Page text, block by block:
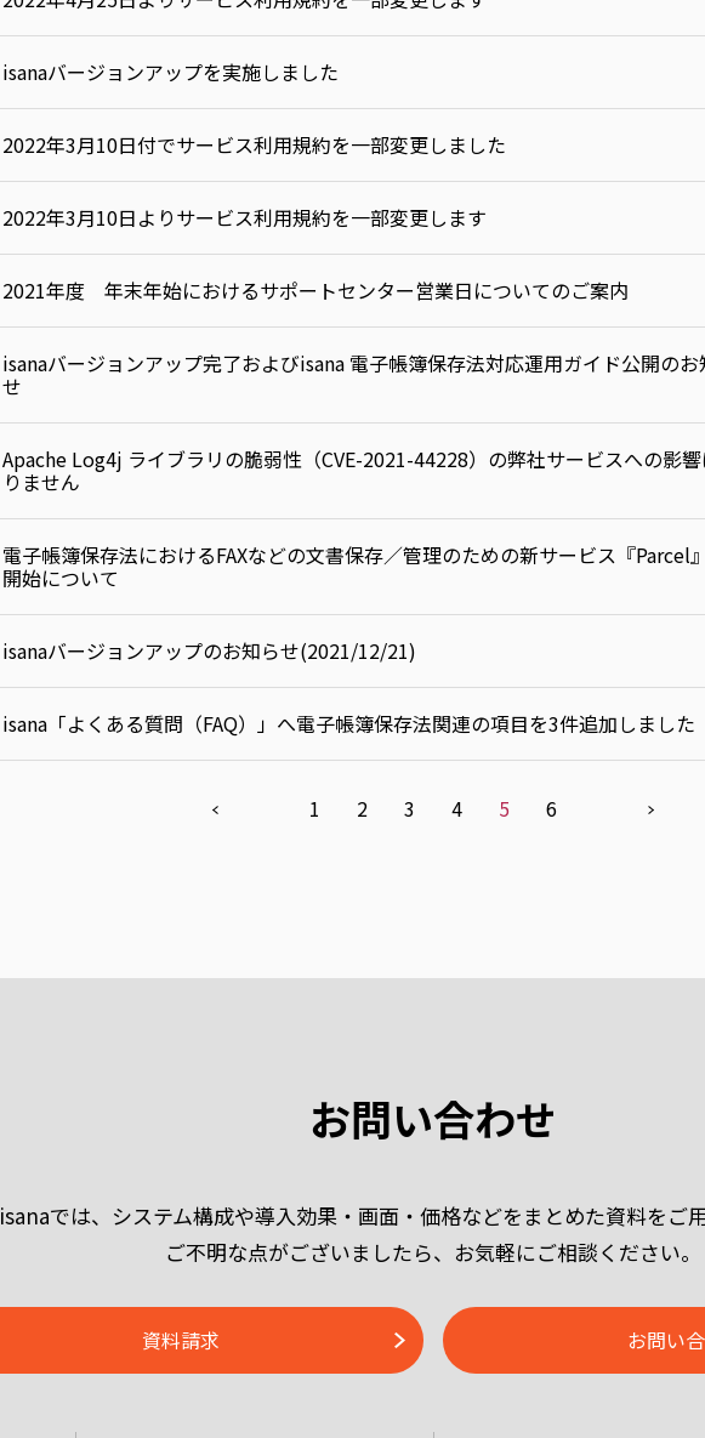
isanaバージョンアップを実施しました
2022年3月10日付でサービス利用規約を一部変更しました
2022年3月10日よりサービス利用規約を一部変更します
2021年度 年末年始におけるサポートセンター営業日についてのご案内
isanaバージョンアップ完了およびisana 電子帳簿保存法対応運用ガイド公開のお
せ
Apache Log4j ライブラリの脆弱性（CVE-2021-44228）の弊社サービスへの影
りません
電子帳簿保存法におけるFAXなどの文書保存／管理のための新サービス『Parcel
開始について
isanaバージョンアップのお知らせ(2021/12/21)
isana「よくある質問（FAQ）」へ電子帳簿保存法関連の項目を3件追加しました
1 2 3 4 5 6
お問い合わせ
isanaでは、システム構成や導入効果・画面・価格などをまとめた資料をご
ご不明な点がございましたら、お気軽にご相談ください。
資料請求 お問い